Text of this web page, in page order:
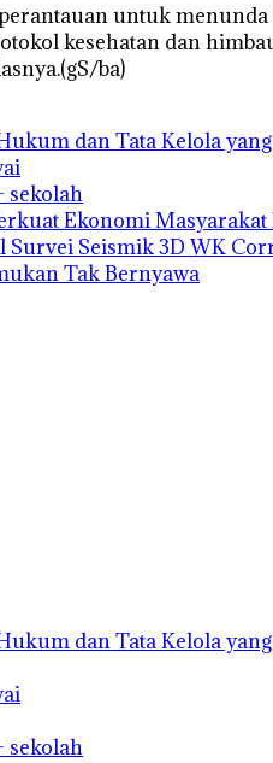
untuk
kesehatan dan
ba)
dan Tata Kelola
sekolah
Ekonomi Masyarakat
Survei Seismik 3D WK
Tak Bernyawa
dan Tata Kelola
sekolah